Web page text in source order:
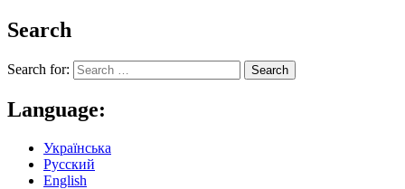
Search
Search for:
Language:
Українська
Русский
English